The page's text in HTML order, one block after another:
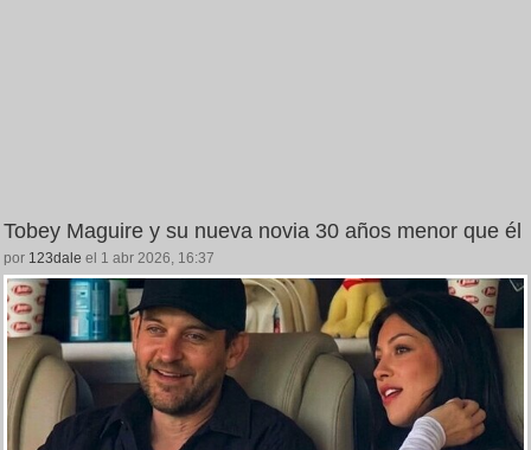
Tobey Maguire y su nueva novia 30 años menor que él
por 123dale el 1 abr 2026, 16:37